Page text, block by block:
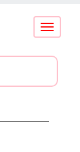
Conmutar